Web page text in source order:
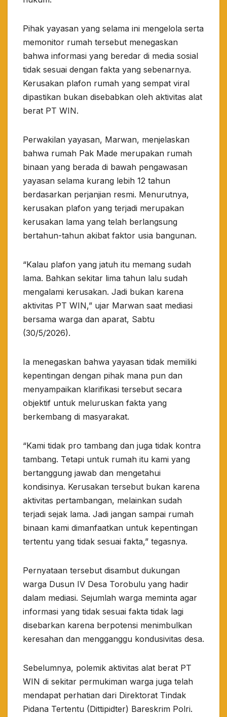
Pihak yayasan yang selama ini mengelola serta
memonitor rumah tersebut menegaskan
bahwa informasi yang beredar di media sosial
tidak sesuai dengan fakta yang sebenarnya.
Kerusakan plafon rumah yang sempat viral
dipastikan bukan disebabkan oleh aktivitas alat
berat PT WIN.
Perwakilan yayasan, Marwan, menjelaskan
bahwa rumah Pak Made merupakan rumah
binaan yang berada di bawah pengawasan
yayasan selama kurang lebih 12 tahun
berdasarkan perjanjian resmi. Menurutnya,
kerusakan plafon yang terjadi merupakan
kerusakan lama yang telah berlangsung
bertahun-tahun akibat faktor usia bangunan.
“Kalau plafon yang jatuh itu memang sudah
lama. Bahkan sekitar lima tahun lalu sudah
mengalami kerusakan. Jadi bukan karena
aktivitas PT WIN,” ujar Marwan saat mediasi
bersama warga dan aparat, Sabtu
(30/5/2026).
Ia menegaskan bahwa yayasan tidak memiliki
kepentingan dengan pihak mana pun dan
menyampaikan klarifikasi tersebut secara
objektif untuk meluruskan fakta yang
berkembang di masyarakat.
“Kami tidak pro tambang dan juga tidak kontra
tambang. Tetapi untuk rumah itu kami yang
bertanggung jawab dan mengetahui
kondisinya. Kerusakan tersebut bukan karena
aktivitas pertambangan, melainkan sudah
terjadi sejak lama. Jadi jangan sampai rumah
binaan kami dimanfaatkan untuk kepentingan
tertentu yang tidak sesuai fakta,” tegasnya.
Pernyataan tersebut disambut dukungan
warga Dusun IV Desa Torobulu yang hadir
dalam mediasi. Sejumlah warga meminta agar
informasi yang tidak sesuai fakta tidak lagi
disebarkan karena berpotensi menimbulkan
keresahan dan mengganggu kondusivitas desa.
Sebelumnya, polemik aktivitas alat berat PT
WIN di sekitar permukiman warga juga telah
mendapat perhatian dari Direktorat Tindak
Pidana Tertentu (Dittipidter) Bareskrim Polri.